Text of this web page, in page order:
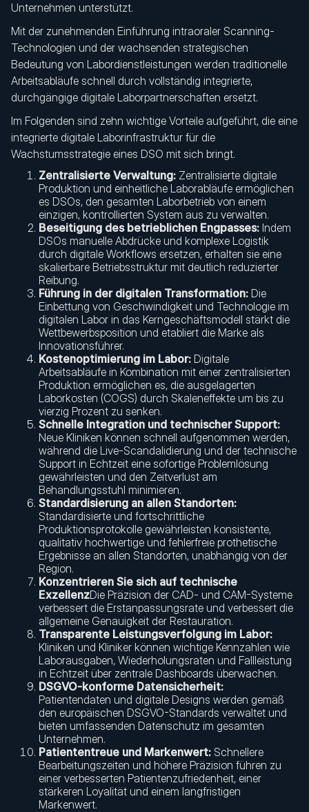
Unternehmen unterstützt.
Mit der zunehmenden Einführung intraoraler Scanning-
Technologien und der wachsenden strategischen
Bedeutung von Labordienstleistungen werden traditionelle
Arbeitsabläufe schnell durch vollständig integrierte,
durchgängige digitale Laborpartnerschaften ersetzt.
Im Folgenden sind zehn wichtige Vorteile aufgeführt, die eine
integrierte digitale Laborinfrastruktur für die
Wachstumsstrategie eines DSO mit sich bringt.
Zentralisierte Verwaltung: Zentralisierte digitale
Produktion und einheitliche Laborabläufe ermöglichen
es DSOs, den gesamten Laborbetrieb von einem
einzigen, kontrollierten System aus zu verwalten.
Beseitigung des betrieblichen Engpasses: Indem
DSOs manuelle Abdrücke und komplexe Logistik
durch digitale Workflows ersetzen, erhalten sie eine
skalierbare Betriebsstruktur mit deutlich reduzierter
Reibung.
Führung in der digitalen Transformation: Die
Einbettung von Geschwindigkeit und Technologie im
digitalen Labor in das Kerngeschäftsmodell stärkt die
Wettbewerbsposition und etabliert die Marke als
Innovationsführer.
Kostenoptimierung im Labor: Digitale
Arbeitsabläufe in Kombination mit einer zentralisierten
Produktion ermöglichen es, die ausgelagerten
Laborkosten (COGS) durch Skaleneffekte um bis zu
vierzig Prozent zu senken.
Schnelle Integration und technischer Support:
Neue Kliniken können schnell aufgenommen werden,
während die Live-Scandalidierung und der technische
Support in Echtzeit eine sofortige Problemlösung
gewährleisten und den Zeitverlust am
Behandlungsstuhl minimieren.
Standardisierung an allen Standorten:
Standardisierte und fortschrittliche
Produktionsprotokolle gewährleisten konsistente,
qualitativ hochwertige und fehlerfreie prothetische
Ergebnisse an allen Standorten, unabhängig von der
Region.
Konzentrieren Sie sich auf technische
ExzellenzDie Präzision der CAD- und CAM-Systeme
verbessert die Erstanpassungsrate und verbessert die
allgemeine Genauigkeit der Restauration.
Transparente Leistungsverfolgung im Labor:
Kliniken und Kliniker können wichtige Kennzahlen wie
Laborausgaben, Wiederholungsraten und Fallleistung
in Echtzeit über zentrale Dashboards überwachen.
DSGVO-konforme Datensicherheit:
Patientendaten und digitale Designs werden gemäß
den europäischen DSGVO-Standards verwaltet und
bieten umfassenden Datenschutz im gesamten
Unternehmen.
Patiententreue und Markenwert: Schnellere
Bearbeitungszeiten und höhere Präzision führen zu
einer verbesserten Patientenzufriedenheit, einer
stärkeren Loyalität und einem langfristigen
Markenwert.